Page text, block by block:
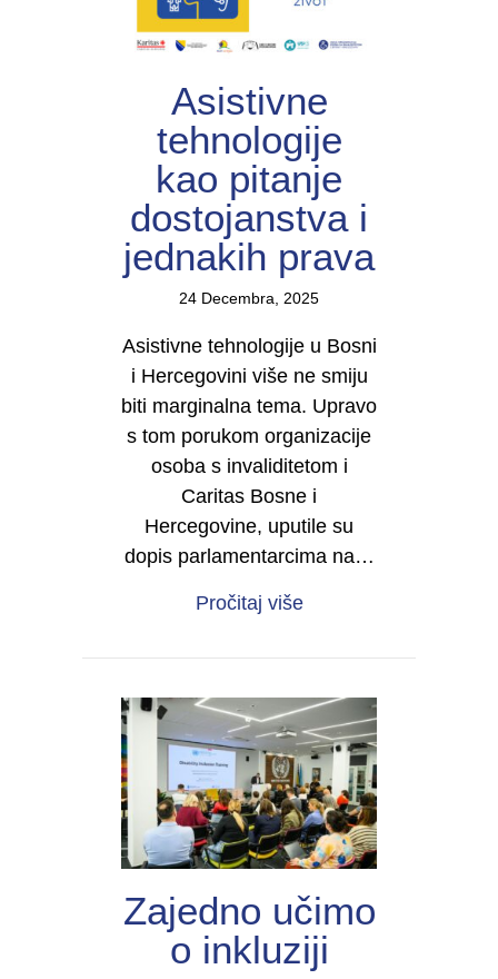
Asistivne
tehnologije
kao pitanje
dostojanstva i
jednakih prava
24 Decembra, 2025
Asistivne tehnologije u Bosni
i Hercegovini više ne smiju
biti marginalna tema. Upravo
s tom porukom organizacije
osoba s invaliditetom i
Caritas Bosne i
Hercegovine, uputile su
dopis parlamentarcima na…
Pročitaj višeabout Asistivne
Zajedno učimo
o inkluziji